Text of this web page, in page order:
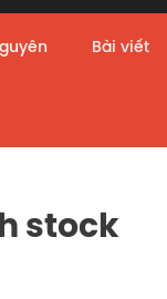
Bài viết
stock